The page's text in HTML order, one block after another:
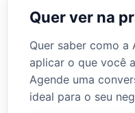
Quer ver na
Quer saber como a
aplicar o que você
Agende uma
ideal para o seu